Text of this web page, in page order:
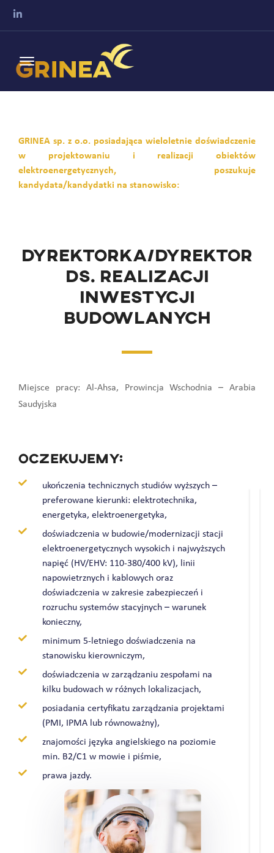
GRINEA sp. z o.o. posiadająca wieloletnie doświadczenie
w projektowaniu i realizacji obiektów
elektroenergetycznych, poszukuje
kandydata/kandydatki na stanowisko:
dyrektorka/dyrektor
ds. realizacji
inwestycji
budowlanych
Miejsce pracy: Al-Ahsa, Prowincja Wschodnia – Arabia
Saudyjska
oczekujemy:
ukończenia technicznych studiów wyższych –
preferowane kierunki: elektrotechnika,
energetyka, elektroenergetyka,
doświadczenia w budowie/modernizacji stacji
elektroenergetycznych wysokich i najwyższych
napięć (HV/EHV: 110-380/400 kV), linii
napowietrznych i kablowych oraz
doświadczenia w zakresie zabezpieczeń i
rozruchu systemów stacyjnych – warunek
konieczny,
minimum 5-letniego doświadczenia na
stanowisku kierowniczym,
doświadczenia w zarządzaniu zespołami na
kilku budowach w różnych lokalizacjach,
posiadania certyfikatu zarządzania projektami
(PMI, IPMA lub równoważny),
znajomości języka angielskiego na poziomie
min. B2/C1 w mowie i piśmie,
prawa jazdy.